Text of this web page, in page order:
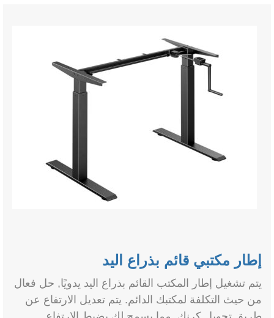
إطار مكتبي قائم بذراع اليد
يتم تشغيل إطار المكتب القائم بذراع اليد يدويًا, حل فعال
من حيث التكلفة لمكتبك الدائم. يتم تعديل الارتفاع عن